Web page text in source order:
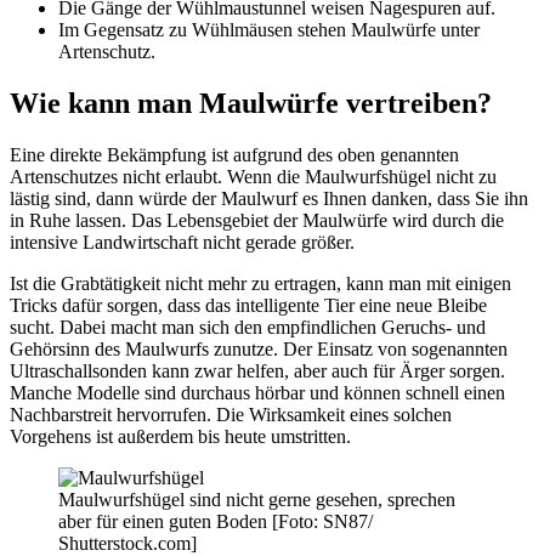
Die Gänge der Wühlmaustunnel weisen Nagespuren auf.
Im Gegensatz zu Wühlmäusen stehen Maulwürfe unter
Artenschutz.
Wie kann man Maulwürfe vertreiben?
Eine direkte Bekämpfung ist aufgrund des oben genannten
Artenschutzes nicht erlaubt. Wenn die Maulwurfshügel nicht zu
lästig sind, dann würde der Maulwurf es Ihnen danken, dass Sie ihn
in Ruhe lassen. Das Lebensgebiet der Maulwürfe wird durch die
intensive Landwirtschaft nicht gerade größer.
Ist die Grabtätigkeit nicht mehr zu ertragen, kann man mit einigen
Tricks dafür sorgen, dass das intelligente Tier eine neue Bleibe
sucht. Dabei macht man sich den empfindlichen Geruchs- und
Gehörsinn des Maulwurfs zunutze. Der Einsatz von sogenannten
Ultraschallsonden kann zwar helfen, aber auch für Ärger sorgen.
Manche Modelle sind durchaus hörbar und können schnell einen
Nachbarstreit hervorrufen. Die Wirksamkeit eines solchen
Vorgehens ist außerdem bis heute umstritten.
Maulwurfshügel sind nicht gerne gesehen, sprechen
aber für einen guten Boden [Foto: SN87/
Shutterstock.com]